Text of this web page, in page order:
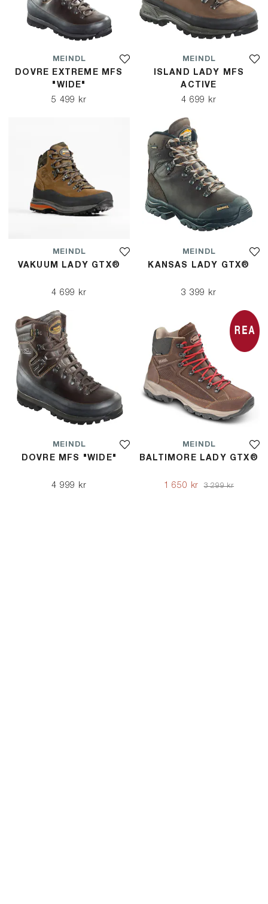
MEINDL
DOVRE EXTREME MFS
"WIDE"
5 499 kr
MEINDL
ISLAND LADY MFS
ACTIVE
4 699 kr
MEINDL
VAKUUM LADY GTX®
4 699 kr
MEINDL
KANSAS LADY GTX®
3 399 kr
MEINDL
DOVRE MFS "WIDE"
4 999 kr
MEINDL
BALTIMORE LADY GTX®
1 650 kr 3 299 kr